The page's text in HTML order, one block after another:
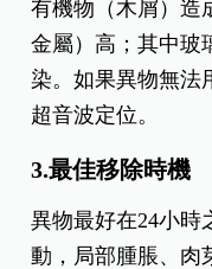
有機物（木屑）造
金屬）高；其中玻
染。如果異物無法
超音波定位。
3.最佳移除時機
異物最好在24小時
動，局部腫脹、肉